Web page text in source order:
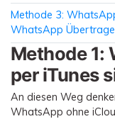
Methode 3:
WhatsApp
Methode 1:
per iTunes
An diesen Weg
WhatsApp ohne